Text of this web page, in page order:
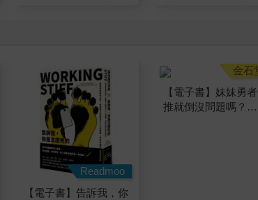
Readmoo
【電子書】告訴我，你